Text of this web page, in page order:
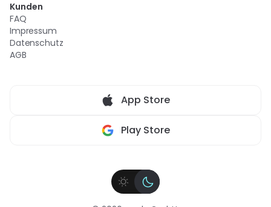
Kunden
FAQ
Impressum
Datenschutz
AGB
App Store
Play Store